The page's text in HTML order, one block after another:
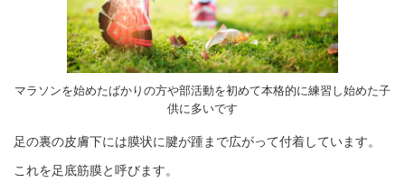
マラソンを始めたばかりの方や部活動を初めて本格的に練習し始めた子
供に多いです
足の裏の皮膚下には膜状に腱が踵まで広がって付着しています。
これを足底筋膜と呼びます。